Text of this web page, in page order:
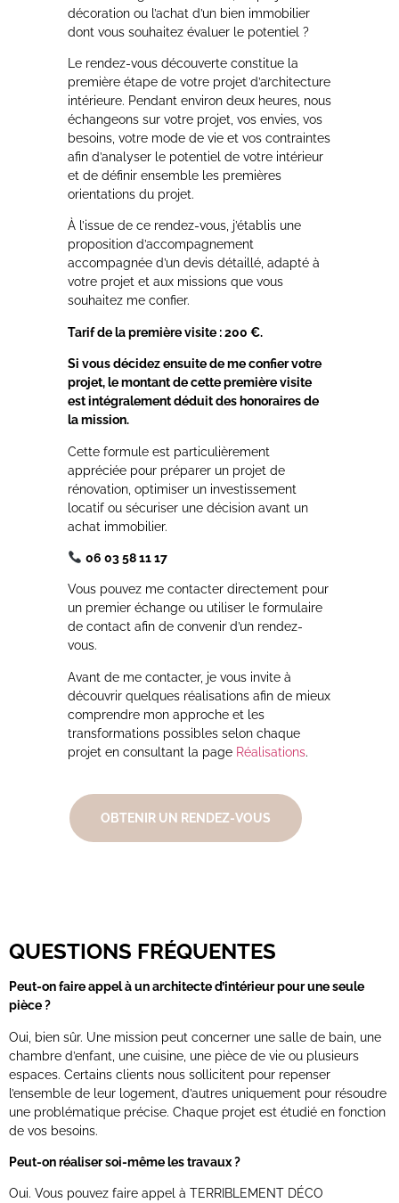
décoration ou l’achat d’un bien immobilier
dont vous souhaitez évaluer le potentiel ?
Le rendez-vous découverte constitue la
première étape de votre projet d’architecture
intérieure. Pendant environ deux heures, nous
échangeons sur votre projet, vos envies, vos
besoins, votre mode de vie et vos contraintes
afin d’analyser le potentiel de votre intérieur
et de définir ensemble les premières
orientations du projet.
À l’issue de ce rendez-vous, j’établis une
proposition d’accompagnement
accompagnée d’un devis détaillé, adapté à
votre projet et aux missions que vous
souhaitez me confier.
Tarif de la première visite : 200 €.
Si vous décidez ensuite de me confier votre
projet, le montant de cette première visite
est intégralement déduit des honoraires de
la mission.
Cette formule est particulièrement
appréciée pour préparer un projet de
rénovation, optimiser un investissement
locatif ou sécuriser une décision avant un
achat immobilier.
06 03 58 11 17
Vous pouvez me contacter directement pour
un premier échange ou utiliser le formulaire
de contact afin de convenir d’un rendez-
vous.
Avant de me contacter, je vous invite à
découvrir quelques réalisations afin de mieux
comprendre mon approche et les
transformations possibles selon chaque
projet en consultant la page Réalisations.
OBTENIR UN RENDEZ-VOUS
QUESTIONS FRÉQUENTES
Peut-on faire appel à un architecte d’intérieur pour une seule
pièce ?
Oui, bien sûr. Une mission peut concerner une salle de bain, une
chambre d’enfant, une cuisine, une pièce de vie ou plusieurs
espaces. Certains clients nous sollicitent pour repenser
l’ensemble de leur logement, d’autres uniquement pour résoudre
une problématique précise. Chaque projet est étudié en fonction
de vos besoins.
Peut-on réaliser soi-même les travaux ?
Oui. Vous pouvez faire appel à TERRIBLEMENT DÉCO